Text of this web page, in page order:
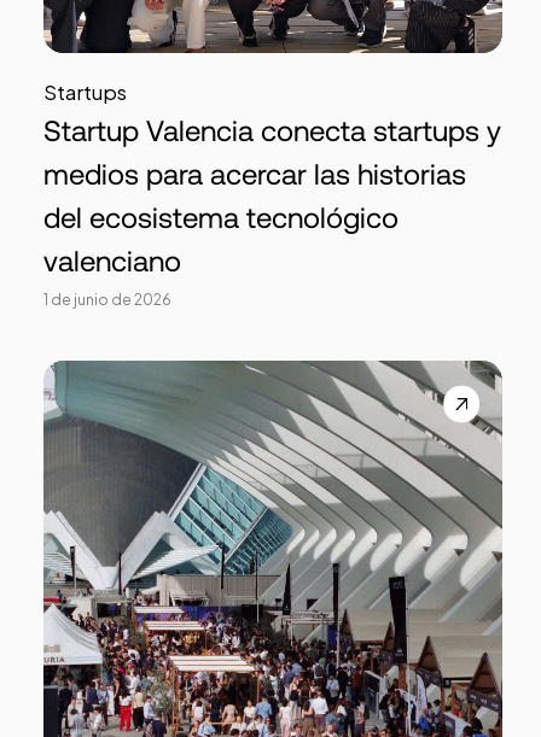
Startups
Startup Valencia conecta startups y
medios para acercar las historias
del ecosistema tecnológico
valenciano
1 de junio de 2026